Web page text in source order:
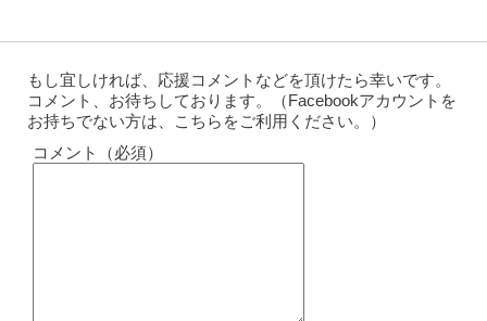
もし宜しければ、応援コメントなどを頂けたら幸いです。
コメント、お待ちしております。（Facebookアカウントを
お持ちでない方は、こちらをご利用ください。）
コメント（必須）